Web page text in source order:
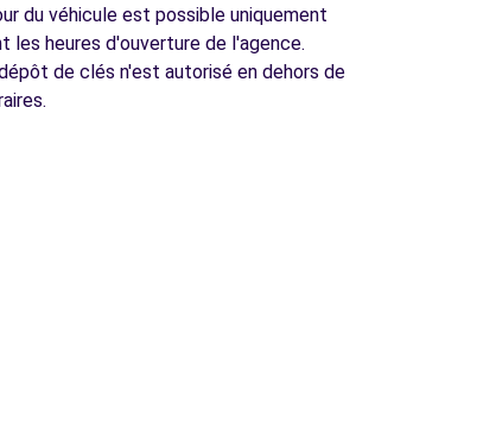
du véhicule est possible uniquement
les heures d'ouverture de l'agence.
de clés n'est autorisé en dehors de